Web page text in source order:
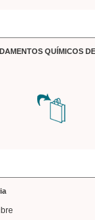
QUÍMICOS